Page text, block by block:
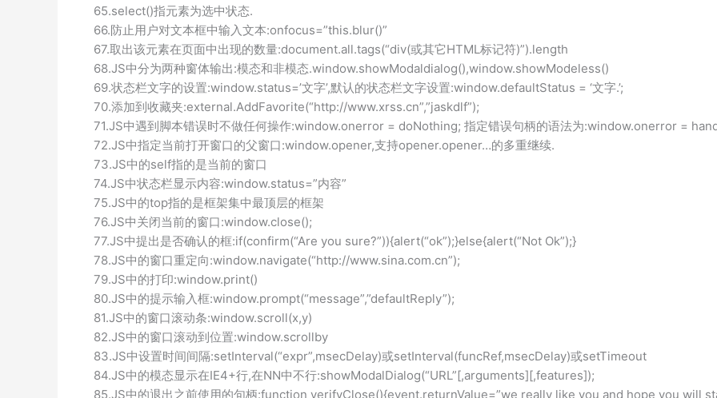
65.select()指元素为选中状态.
66.防止用户对文本框中输入文本:onfocus=”this.blur()”
67.取出该元素在页面中出现的数量:document.all.tags(“div(或其它HTML标记符)”).length
68.JS中分为两种窗体输出:模态和非模态.window.showModaldialog(),window.showModeless()
69.状态栏文字的设置:window.status=’文字’,默认的状态栏文字设置:window.defaultStatus = ‘文字.’;
70.添加到收藏夹:external.AddFavorite(“http://www.xrss.cn”,”jaskdlf”);
71.JS中遇到脚本错误时不做任何操作:window.onerror = doNothing; 指定错误句柄的语法为:window.onerror =
72.JS中指定当前打开窗口的父窗口:window.opener,支持opener.opener…的多重继续.
73.JS中的self指的是当前的窗口
74.JS中状态栏显示内容:window.status=”内容”
75.JS中的top指的是框架集中最顶层的框架
76.JS中关闭当前的窗口:window.close();
77.JS中提出是否确认的框:if(confirm(“Are you sure?”)){alert(“ok”);}else{alert(“Not Ok”);}
78.JS中的窗口重定向:window.navigate(“http://www.sina.com.cn”);
79.JS中的打印:window.print()
80.JS中的提示输入框:window.prompt(“message”,”defaultReply”);
81.JS中的窗口滚动条:window.scroll(x,y)
82.JS中的窗口滚动到位置:window.scrollby
83.JS中设置时间间隔:setInterval(“expr”,msecDelay)或setInterval(funcRef,msecDelay)或setTimeout
84.JS中的模态显示在IE4+行,在NN中不行:showModalDialog(“URL”[,arguments][,features]);
85.JS中的退出之前使用的句柄:function verifyClose(){event.returnValue=”we really like you and hope you will